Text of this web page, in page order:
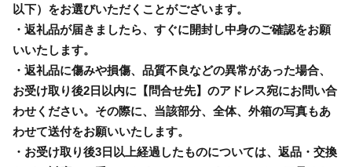
以下）をお選びいただくことがございます。
・返礼品が届きましたら、すぐに開封し中身のご確認をお願
いいたします。
・返礼品に傷みや損傷、品質不良などの異常があった場合、
お受け取り後2日以内に【問合せ先】のアドレス宛にお問い合
わせください。その際に、当該部分、全体、外箱の写真もあ
わせて送付をお願いいたします。
・お受け取り後3日以上経過したものについては、返品・交換